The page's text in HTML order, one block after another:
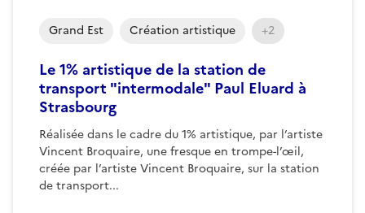
Le 1% artistique de la station de
transport "intermodale" Paul Eluard à
Strasbourg
Réalisée dans le cadre du 1% artistique, par l’artiste
Vincent Broquaire, une fresque en trompe-l’œil,
créée par l’artiste Vincent Broquaire, sur la station
de transport...
Grand Est Création artistique +2